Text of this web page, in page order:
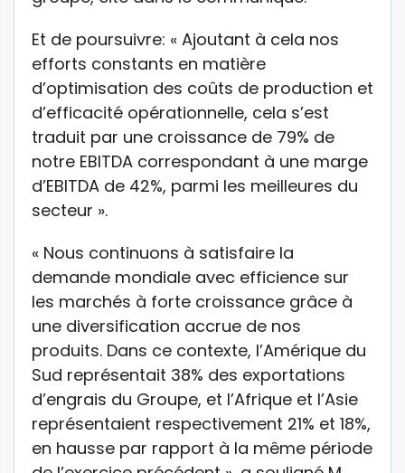
Et de poursuivre: « Ajoutant à cela nos
efforts constants en matière
d’optimisation des coûts de production et
d’efficacité opérationnelle, cela s’est
traduit par une croissance de 79% de
notre EBITDA correspondant à une marge
d’EBITDA de 42%, parmi les meilleures du
secteur ».
« Nous continuons à satisfaire la
demande mondiale avec efficience sur
les marchés à forte croissance grâce à
une diversification accrue de nos
produits. Dans ce contexte, l’Amérique du
Sud représentait 38% des exportations
d’engrais du Groupe, et l’Afrique et l’Asie
représentaient respectivement 21% et 18%,
en hausse par rapport à la même période